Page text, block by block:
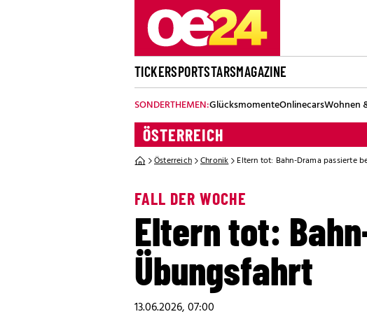
TICKERSPORTSTARSMAGAZINE
SONDERTHEMEN:GlücksmomenteOnlinecarsWohnen
ÖSTERREICH
Österreich Chronik Eltern tot: Bahn-Drama passierte
FALL DER WOCHE
Eltern tot:
Übungsfahrt
13.06.2026, 07:00